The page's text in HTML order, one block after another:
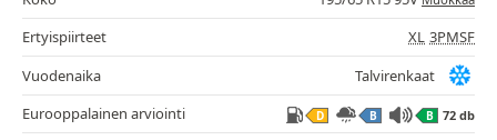
Ertyispiirteet XL 3PMSF
Vuodenaika
Talvirenkaat
Eurooppalainen arviointi
D B B 72 db